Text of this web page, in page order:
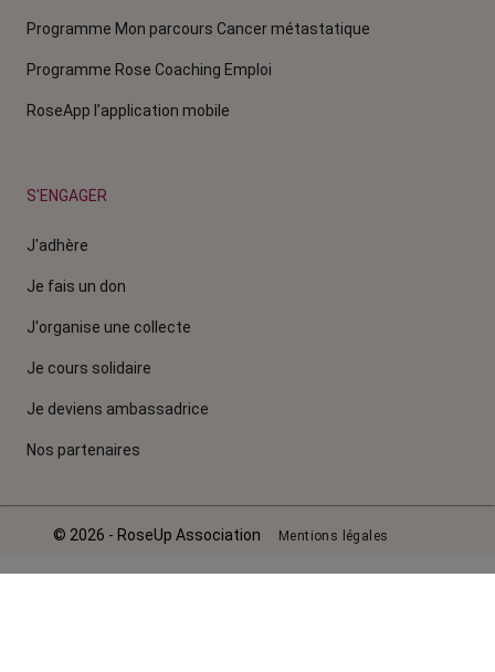
Programme Mon parcours Cancer métastatique
Programme Rose Coaching Emploi
RoseApp l’application mobile
S'ENGAGER
J'adhère
Je fais un don
J'organise une collecte
Je cours solidaire
Je deviens ambassadrice
Nos partenaires
© 2026 - RoseUp Association Mentions légales